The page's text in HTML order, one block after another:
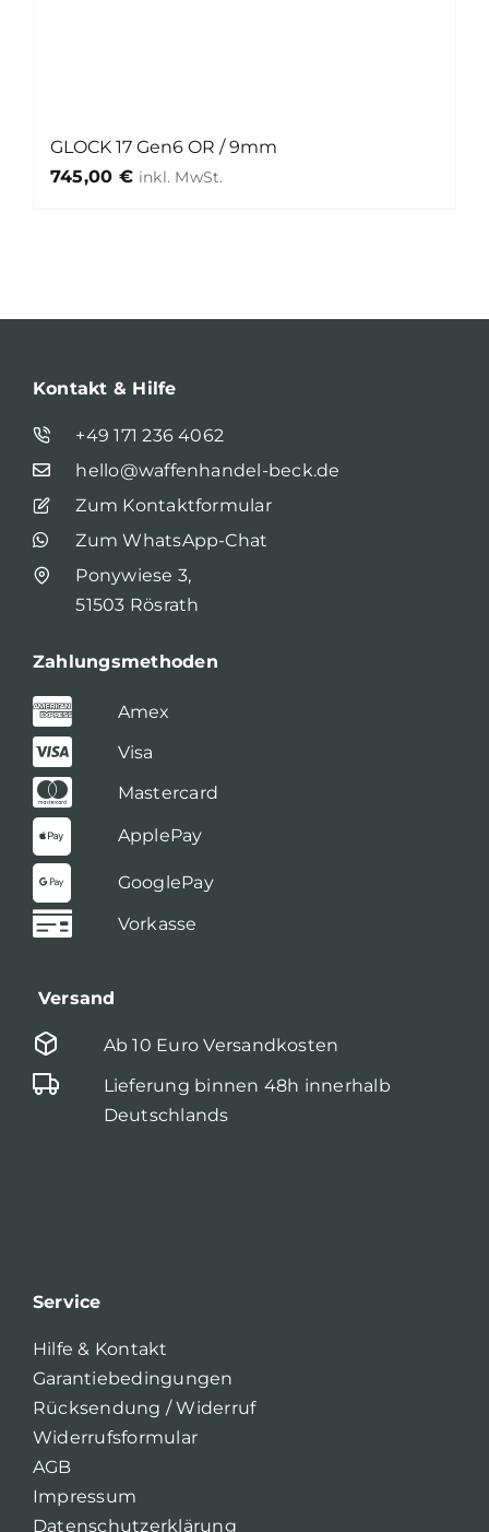
GLOCK 17 Gen6 OR / 9mm
745,00 €
Kontakt & Hilfe
+49 171 236 4062
hello@waffenhandel-beck.de
Zum Kontaktformular
Zum WhatsApp-Chat
Ponywiese 3,
51503 Rösrath
Zahlungsmethoden
Amex
Visa
Mastercard
ApplePay
GooglePay
Vorkasse
Versand
Ab 10 Euro Versandkosten
Lieferung binnen 48h innerhalb
Deutschlands
Service
Hilfe & Kontakt
Garantiebedingungen
Rücksendung / Widerruf
Widerrufsformular
AGB
Impressum
Datenschutzerklärung